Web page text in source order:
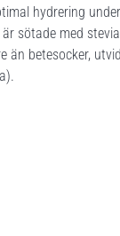
hydrering
sötade med
än betesocker,